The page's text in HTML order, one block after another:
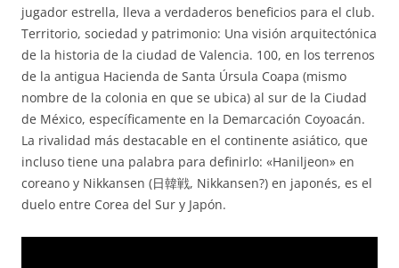
jugador estrella, lleva a verdaderos beneficios para el club.
Territorio, sociedad y patrimonio: Una visión arquitectónica
de la historia de la ciudad de Valencia. 100, en los terrenos
de la antigua Hacienda de Santa Úrsula Coapa (mismo
nombre de la colonia en que se ubica) al sur de la Ciudad
de México, específicamente en la Demarcación Coyoacán.
La rivalidad más destacable en el continente asiático, que
incluso tiene una palabra para definirlo: «Haniljeon» en
coreano y Nikkansen (日韓戦, Nikkansen?) en japonés, es el
duelo entre Corea del Sur y Japón.